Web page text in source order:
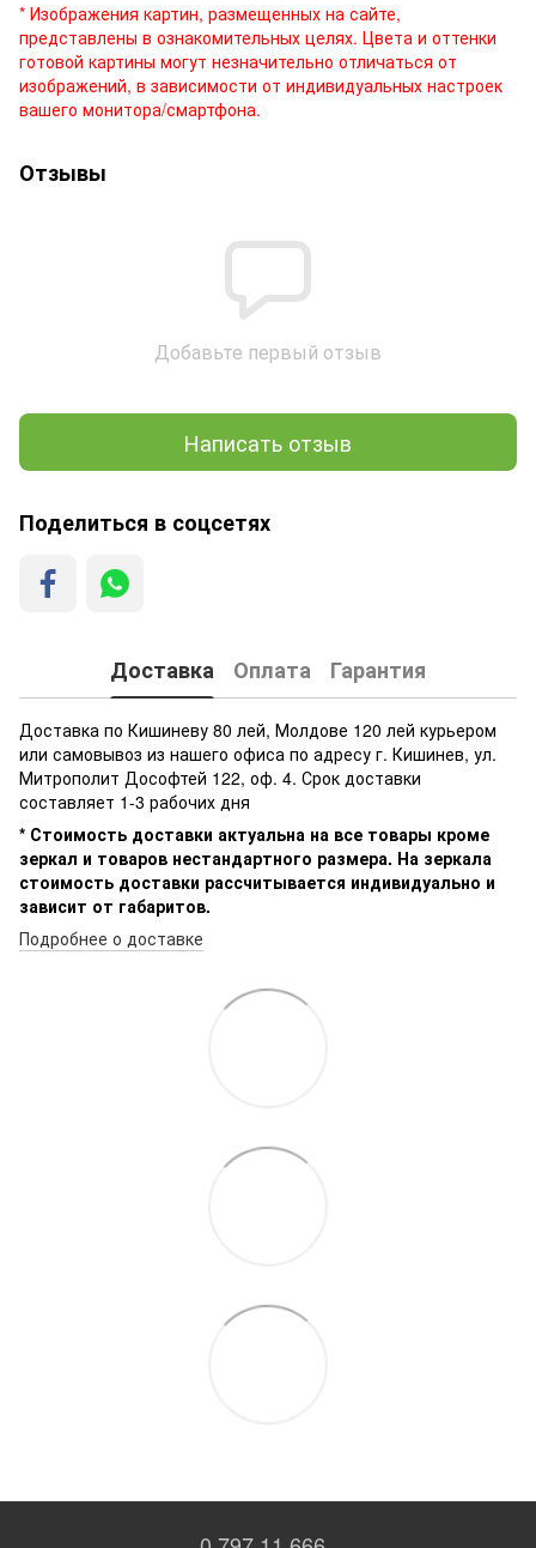
* Изображения картин, размещенных на сайте,
представлены в ознакомительных целях. Цвета и оттенки
готовой картины могут незначительно отличаться от
изображений, в зависимости от индивидуальных настроек
вашего монитора/смартфона.
Отзывы
Добавьте первый отзыв
Написать отзыв
Поделиться в соцсетях
Доставка Оплата Гарантия
Доставка по Кишиневу 80 лей, Молдове 120 лей курьером
или самовывоз из нашего офиса по адресу г. Кишинев, ул.
Митрополит Дософтей 122, оф. 4. Срок доставки
составляет 1-3 рабочих дня
* Стоимость доставки актуальна на все товары кроме
зеркал и товаров нестандартного размера. На зеркала
стоимость доставки рассчитывается индивидуально и
зависит от габаритов.
Подробнее о доставке